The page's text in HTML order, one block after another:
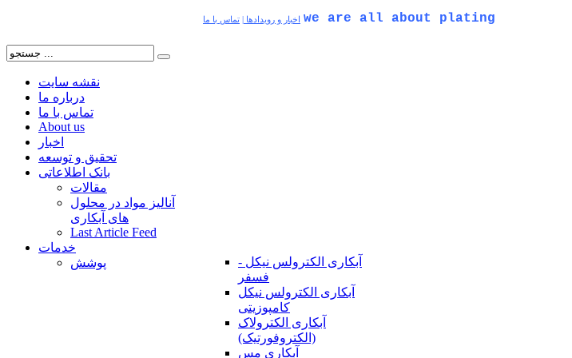
اخبار و رویدادها تماس با ما we are all about plating
نقشه سایت
درباره ما
تماس با ما
About us
اخبار
تحقیق و توسعه
بانک اطلاعاتی
مقالات
آنالیز مواد در محلول
های آبکاری
Last Article Feed
خدمات
پوشش
آبکاری الکترولس نیکل -
فسفر
آبکاری الکترولس نیکل
کامپوزیتی
آبکاری الکترولاک
(الکتروفورتیک)
آبکاری مس